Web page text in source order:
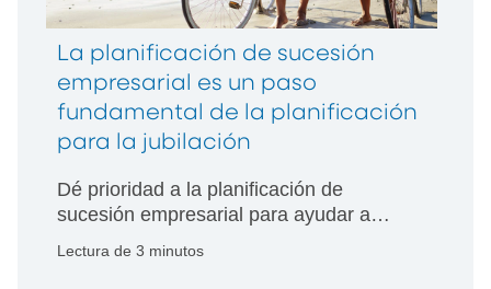
La planificación de sucesión
empresarial es un paso
fundamental de la planificación
para la jubilación
Dé prioridad a la planificación de
sucesión empresarial para ayudar a
Lectura de 3 minutos